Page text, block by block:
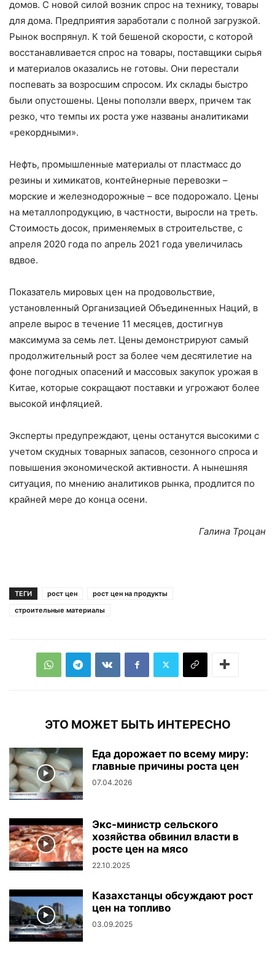
домов. С новой силой возник спрос на технику, товары
для дома. Предприятия заработали с полной загрузкой.
Рынок воспрянул. К той бешеной скорости, с которой
восстанавливается спрос на товары, поставщики сырья
и материалов оказались не готовы. Они перестали
поспевать за возросшим спросом. Их склады быстро
были опустошены. Цены поползли вверх, причем так
резко, что темпы их роста уже названы аналитиками
«рекордными».
Нефть, промышленные материалы от пластмасс до
резины и химикатов, контейнерные перевозки –
морские и железнодорожные – все подорожало. Цены
на металлопродукцию, в частности, выросли на треть.
Стоимость досок, применяемых в строительстве, с
апреля 2020 года по апрель 2021 года увеличилась
вдвое.
Показатель мировых цен на продовольствие,
установленный Организацией Объединенных Наций, в
апреле вырос в течение 11 месяцев, достигнув
максимума за семь лет. Цены демонстрируют самый
продолжительный рост за более чем десятилетие на
фоне погодных опасений и массовых закупок урожая в
Китае, которые сокращают поставки и угрожают более
высокой инфляцией.
Эксперты предупреждают, цены останутся высокими с
учетом скудных товарных запасов, сезонного спроса и
повышения экономической активности. А нынешняя
ситуация, по мнению аналитиков рынка, продлится по
крайней мере до конца осени.
Галина Троцан
ТЕГИ рост цен
рост цен на продукты
строительные материалы
ЭТО МОЖЕТ БЫТЬ ИНТЕРЕСНО
Еда дорожает по всему миру:
главные причины роста цен
07.04.2026
Экс-министр сельского
хозяйства обвинил власти в
росте цен на мясо
22.10.2025
Казахстанцы обсуждают рост
цен на топливо
03.09.2025